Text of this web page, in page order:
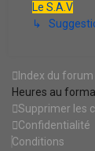
Le S.A.V
↳
Index du forum
Heures au
Supprimer les
Confidentialité
Conditions